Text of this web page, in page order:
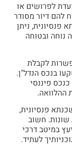
לפרושים או
להם דיור מסודר
ניתן
נוחה ובטוחה
לקבלת
בנכס הנדל"ן.
פיננסי
ההלוואה.
פנסיונית,
שונות. חשוב
במיטב דרכי
לעתיד.